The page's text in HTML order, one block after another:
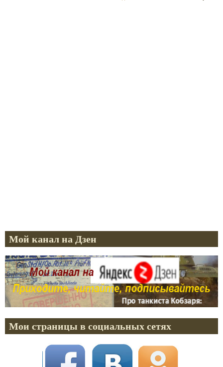
Мой канал на Дзен
Мои страницы в социальных сетях